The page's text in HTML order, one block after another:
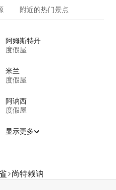
附近的热门景点
阿姆斯特丹
度假屋
米兰
度假屋
阿讷西
度假屋
显示更多
尚特赖讷